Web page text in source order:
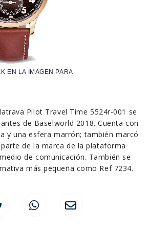
Pilot Travel Time 5524r-001 se
de Baselworld 2018. Cuenta con
y una esfera marrón; también marcó
de la marca de la plataforma
de comunicación. También se
más pequeña como Ref 7234.